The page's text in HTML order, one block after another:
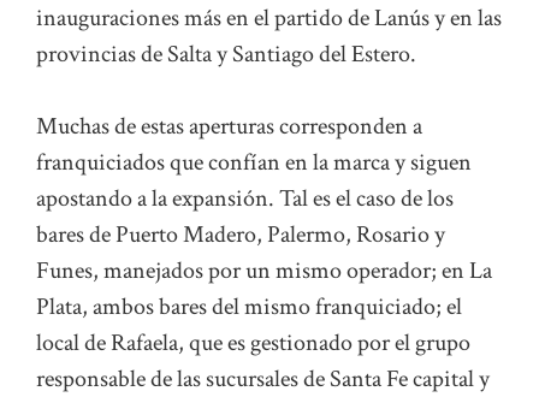
inauguraciones más en el partido de Lanús y en las
provincias de Salta y Santiago del Estero.
Muchas de estas aperturas corresponden a
franquiciados que confían en la marca y siguen
apostando a la expansión. Tal es el caso de los
bares de Puerto Madero, Palermo, Rosario y
Funes, manejados por un mismo operador; en La
Plata, ambos bares del mismo franquiciado; el
local de Rafaela, que es gestionado por el grupo
responsable de las sucursales de Santa Fe capital y